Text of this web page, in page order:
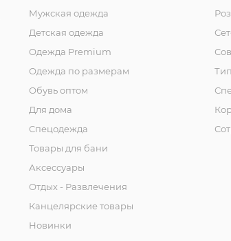
Мужская одежда
Детская одежда
Одежда Premium
Одежда по размерам
Обувь оптом
Для дома
Спецодежда
Товары для бани
Аксессуары
Отдых - Развлечения
Канцелярские товары
Новинки